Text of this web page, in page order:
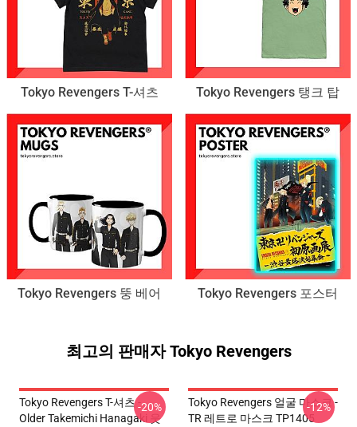
Tokyo Revengers T-셔츠 Tokyo Revengers 탱크 탑
Tokyo Revengers 뚱 베어 Tokyo Revengers 포스터
최고의 판매자 Tokyo Revengers
Tokyo Revengers T-셔츠 -
Older Takemichi Hanagaki 웃
-20%
Tokyo Revengers 얼굴 마스크 -
TR 레트로 마스크 TP1405
-12%